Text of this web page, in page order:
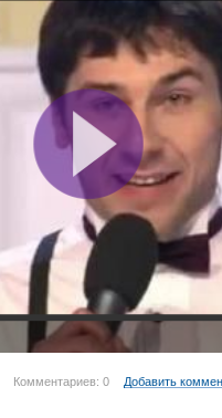
Комментариев: 0 Добавить